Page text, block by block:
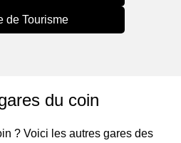
de Tourisme
du coin
? Voici les autres gares des